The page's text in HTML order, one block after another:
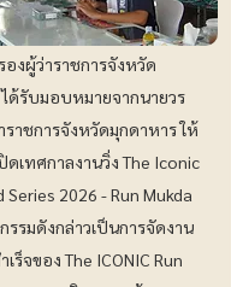
องผู้ว่าราชการจังหวัด
ด้รับมอบหมายจากนายวร
าชการจังหวัดมุกดาหาร ให้
ดเทศกาลงานวิ่ง The Iconic
Series 2026 - Run Mukda
รรมดังกล่าวเป็นการจัดงาน
ร็จของ The ICONIC Run